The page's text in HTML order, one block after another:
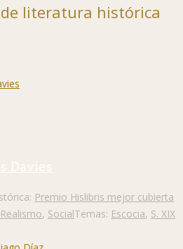
literatura histórica
Davies
Premio Hislibris mejor cubierta
Realismo, SocialTemas: Escocia, S. XIX